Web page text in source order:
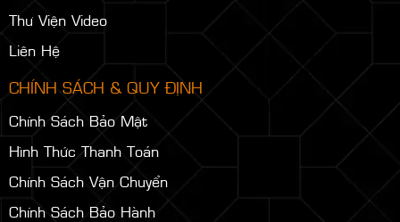
Thư Viện Video
Liên Hệ
CHÍNH SÁCH & QUY ĐỊNH
Chính Sách Bảo Mật
Hình Thức Thanh Toán
Chính Sách Vận Chuyển
Chính Sách Bảo Hành